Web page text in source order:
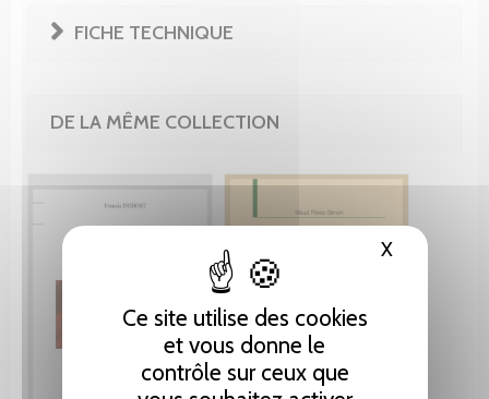
Ce site utilise des cookies
et vous donne le
contrôle sur ceux que
XMasquer
FICHE TECHNIQUE
DE LA MÊME COLLECTION